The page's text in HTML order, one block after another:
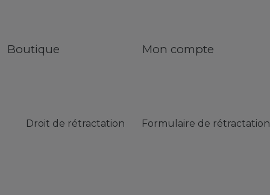
Boutique Mon compte
Droit de rétractation Formulaire de rétractation